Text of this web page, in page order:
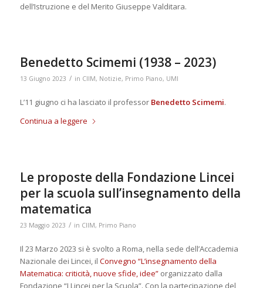
dell’Istruzione e del Merito Giuseppe Valditara.
Benedetto Scimemi (1938 – 2023)
13 Giugno 2023 / in CIIM, Notizie, Primo Piano, UMI
L’11 giugno ci ha lasciato il professor Benedetto Scimemi.
Continua a leggere
Le proposte della Fondazione Lincei
per la scuola sull’insegnamento della
matematica
23 Maggio 2023 / in CIIM, Primo Piano
Il 23 Marzo 2023 si è svolto a Roma, nella sede dell’Accademia
Nazionale dei Lincei, il Convegno “L’insegnamento della
Matematica: criticità, nuove sfide, idee”organizzato dalla
Fondazione “I Lincei per la Scuola”. Con la partecipazione del